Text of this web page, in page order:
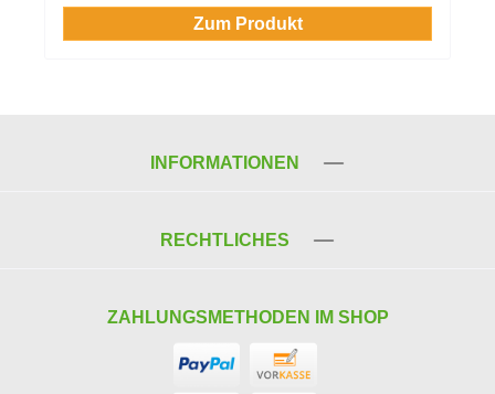
Zum Produkt
INFORMATIONEN
RECHTLICHES
ZAHLUNGSMETHODEN IM SHOP